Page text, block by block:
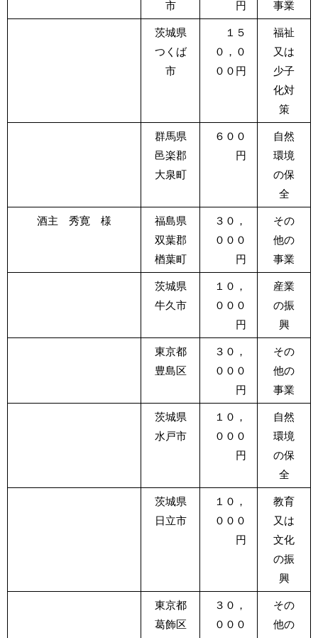
市
円
事業
茨城県
つくば
市
１５
０，０
００円
福祉
又は
少子
化対
策
群馬県
邑楽郡
大泉町
６００
円
自然
環境
の保
全
酒主 秀寛 様
福島県
双葉郡
楢葉町
３０，
０００
円
その
他の
事業
茨城県
牛久市
１０，
０００
円
産業
の振
興
東京都
豊島区
３０，
０００
円
その
他の
事業
茨城県
水戸市
１０，
０００
円
自然
環境
の保
全
茨城県
日立市
１０，
０００
円
教育
又は
文化
の振
興
東京都
葛飾区
３０，
０００
その
他の